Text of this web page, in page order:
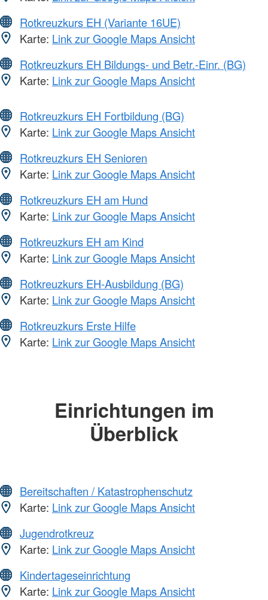
Rotkreuzkurs EH (Variante 16UE)
Karte: Link zur Google Maps Ansicht
Rotkreuzkurs EH Bildungs- und Betr.-Einr. (BG)
Karte: Link zur Google Maps Ansicht
Rotkreuzkurs EH Fortbildung (BG)
Karte: Link zur Google Maps Ansicht
Rotkreuzkurs EH Senioren
Karte: Link zur Google Maps Ansicht
Rotkreuzkurs EH am Hund
Karte: Link zur Google Maps Ansicht
Rotkreuzkurs EH am Kind
Karte: Link zur Google Maps Ansicht
Rotkreuzkurs EH-Ausbildung (BG)
Karte: Link zur Google Maps Ansicht
Rotkreuzkurs Erste Hilfe
Karte: Link zur Google Maps Ansicht
Einrichtungen im
Überblick
Bereitschaften / Katastrophenschutz
Karte: Link zur Google Maps Ansicht
Jugendrotkreuz
Karte: Link zur Google Maps Ansicht
Kindertageseinrichtung
Karte: Link zur Google Maps Ansicht